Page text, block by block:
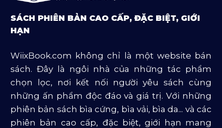
Sách Tôn Giáo
Sản Phẩm Mở Bán
Văn Học Và Lịch Sử
SÁCH PHIÊN BẢN CAO CẤP, ĐẶC BIỆT, GIỚI
HẠN
WiixBook.com không chỉ là một website bán
sách. Đây là ngôi nhà của những tác phẩm
chọn lọc, nơi kết nối người yêu sách cùng
những ấn phẩm độc đáo và giá trị. Với những
phiên bản sách bìa cứng, bìa vải, bìa da... và các
phiên bản cao cấp, đặc biệt, giới hạn mang